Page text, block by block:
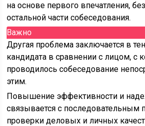
на основе первого впечатления,
остальной части собеседования.
Важно
Другая проблема заключается в
кандидата в сравнении с лицом, с
проводилось собеседование
этим.
Повышение эффективности и
связывается с последовательным
проверки деловых и личных